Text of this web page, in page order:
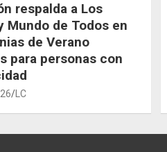
respalda a Los
Mundo de Todos en
de Verano
para personas con
LC